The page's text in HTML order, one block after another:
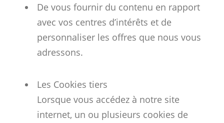
De vous fournir du contenu en rapport
avec vos centres d’intérêts et de
personnaliser les offres que nous vous
adressons.
Les Cookies tiers
Lorsque vous accédez à notre site
internet, un ou plusieurs cookies de